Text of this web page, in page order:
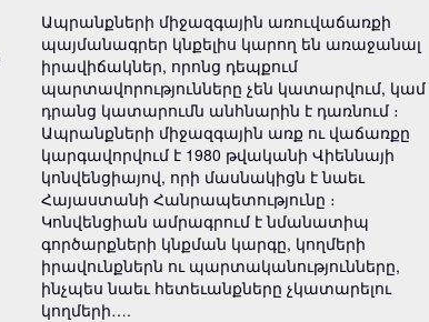
Ապրանքների միջազգային առուվաճառքի
պայմանագրեր կնքելիս կարող են առաջանալ
իրավիճակներ, որոնց դեպքում
պարտավորությունները չեն կատարվում, կամ
դրանց կատարումն անհնարին է դառնում ։
Ապրանքների միջազգային առք ու վաճառքը
կարգավորվում է 1980 թվականի Վիեննայի
կոնվենցիայով, որի մասնակիցն է նաեւ
Հայաստանի Հանրապետությունը ։
Կոնվենցիան ամրագրում է նմանատիպ
գործարքների կնքման կարգը, կողմերի
իրավունքներն ու պարտականությունները,
ինչպես նաեւ հետեւանքները չկատարելու
կողմերի….